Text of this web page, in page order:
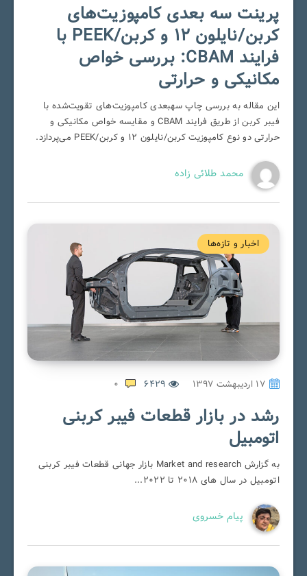
پرینت سه بعدی کامپوزیت‌های
کربن/نایلون ۱۲ و کربن/PEEK با
فرایند CBAM: بررسی خواص
مکانیکی و حرارتی
این مقاله به بررسی چاپ سهبعدی کامپوزیت‌های تقویت‌شده با
فیبر کربن از طریق فرایند CBAM و مقایسه خواص مکانیکی و
حرارتی دو نوع کامپوزیت کربن/نایلون ۱۲ و کربن/PEEK می‌پردازد.
محمد طلائی زاده
اخبار و تازه‌ها
۱۷ اردیبهشت ۱۳۹۷ 0
رشد در بازار قطعات فیبر کربنی
اتومبیل
به گزارش Market and research بازار جهانی قطعات فیبر کربنی
اتومبیل در سال های 2018 تا 2022...
پیام خسروی